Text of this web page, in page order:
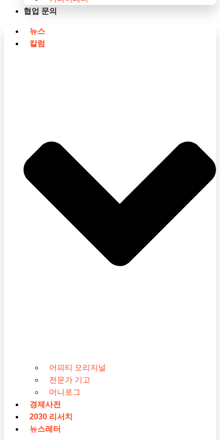
협업 문의
뉴스
칼럼
어피티 오리지널
전문가 기고
머니로그
경제사전
2030 리서치
뉴스레터